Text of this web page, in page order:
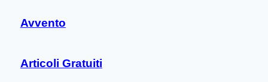
Avvento
Articoli Gratuiti